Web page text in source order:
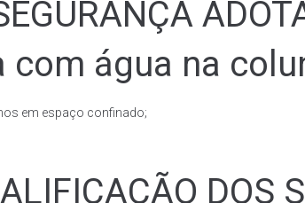
com água na
em espaço confinado;
DOS